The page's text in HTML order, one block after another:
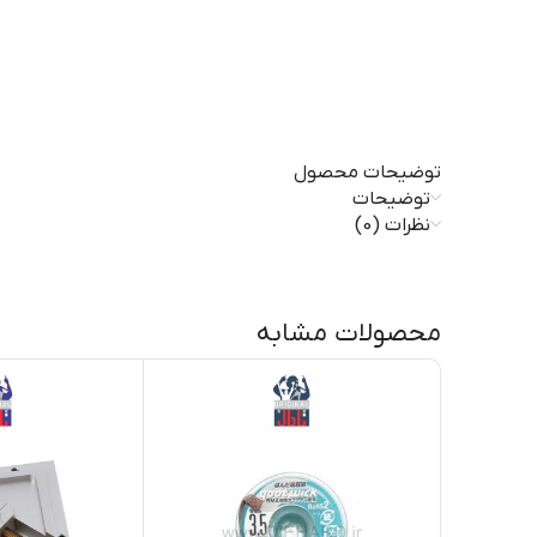
توضیحات محصول
توضیحات
نظرات (0)
محصولات مشابه